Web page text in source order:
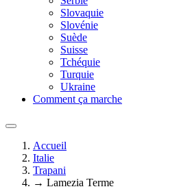
Slovaquie
Slovénie
Suède
Suisse
Tchéquie
Turquie
Ukraine
Comment ça marche
Accueil
Italie
Trapani
→ Lamezia Terme